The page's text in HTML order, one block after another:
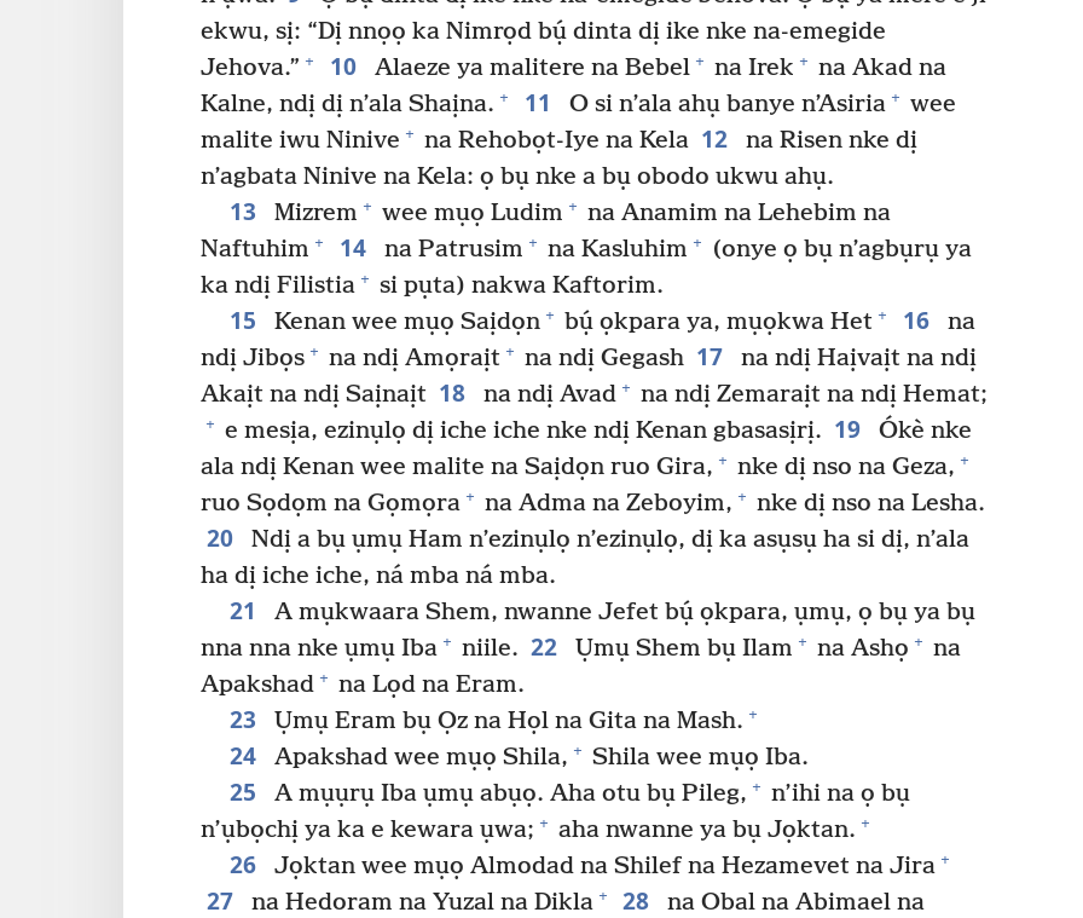
ekwu, sị: “Dị nnọọ ka Nimrọd bụ́ dinta dị ike nke na-emegide
Jehova.” + 10 Alaeze ya malitere na Bebel + na Irek + na Akad na
Kalne, ndị dị n’ala Shaịna. + 11 O si n’ala ahụ banye n’Asiria + wee
malite iwu Ninive + na Rehobọt-Iye na Kela 12
na Risen nke dị
n’agbata Ninive na Kela: ọ bụ nke a bụ obodo ukwu ahụ.
13 Mizrem + wee mụọ Ludim + na Anamim na Lehebim na
Naftuhim + 14 na Patrusim + na Kasluhim +
(onye ọ bụ n’agbụrụ ya
ka ndị Filistia + si pụta) nakwa Kaftorim.
15 Kenan wee mụọ Saịdọn + bụ́ ọkpara ya, mụọkwa Het + 16
na
ndị Jibọs + na ndị Amọraịt + na ndị Gegash 17
na ndị Haịvaịt na ndị
Akaịt na ndị Saịnaịt 18 na ndị Avad + na ndị Zemaraịt na ndị Hemat;
+ e mesịa, ezinụlọ dị iche iche nke ndị Kenan gbasasịrị. 19
Ókè nke
ala ndị Kenan wee malite na Saịdọn ruo Gira, + nke dị nso na Geza, +
ruo Sọdọm na Gọmọra + na Adma na Zeboyim, + nke dị nso na Lesha.
20
Ndị a bụ ụmụ Ham n’ezinụlọ n’ezinụlọ, dị ka asụsụ ha si dị, n’ala
ha dị iche iche, ná mba ná mba.
21
A mụkwaara Shem, nwanne Jefet bụ́ ọkpara, ụmụ, ọ bụ ya bụ
nna nna nke ụmụ Iba + niile. 22 Ụmụ Shem bụ Ilam + na Ashọ + na
Apakshad + na Lọd na Eram.
23 Ụmụ Eram bụ Ọz na Họl na Gita na Mash. +
24 Apakshad wee mụọ Shila, + Shila wee mụọ Iba.
25 A mụụrụ Iba ụmụ abụọ. Aha otu bụ Pileg, + n’ihi na ọ bụ
n’ụbọchị ya ka e kewara ụwa; + aha nwanne ya bụ Jọktan. +
26 Jọktan wee mụọ Almodad na Shilef na Hezamevet na Jira +
27 na Hedoram na Yuzal na Dikla + 28
na Obal na Abimael na